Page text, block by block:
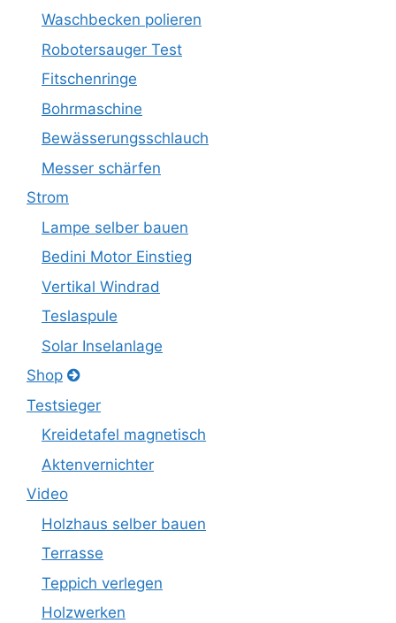
Waschbecken polieren
Robotersauger Test
Fitschenringe
Bohrmaschine
Bewässerungsschlauch
Messer schärfen
Strom
Lampe selber bauen
Bedini Motor Einstieg
Vertikal Windrad
Teslaspule
Solar Inselanlage
Shop
Testsieger
Kreidetafel magnetisch
Aktenvernichter
Video
Holzhaus selber bauen
Terrasse
Teppich verlegen
Holzwerken